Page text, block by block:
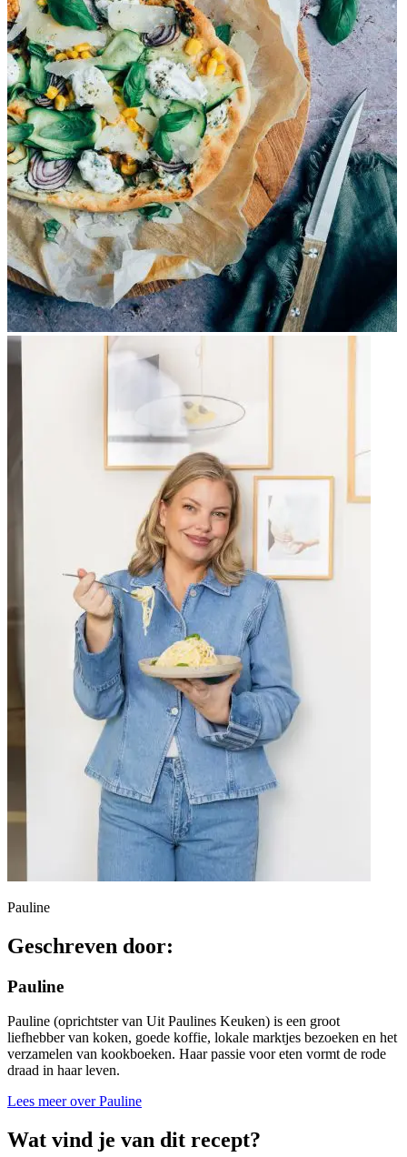
Pauline
Geschreven door:
Pauline
Pauline (oprichtster van Uit Paulines Keuken) is een groot
liefhebber van koken, goede koffie, lokale marktjes bezoeken en het
verzamelen van kookboeken. Haar passie voor eten vormt de rode
draad in haar leven.
Lees meer over Pauline
Wat vind je van dit recept?